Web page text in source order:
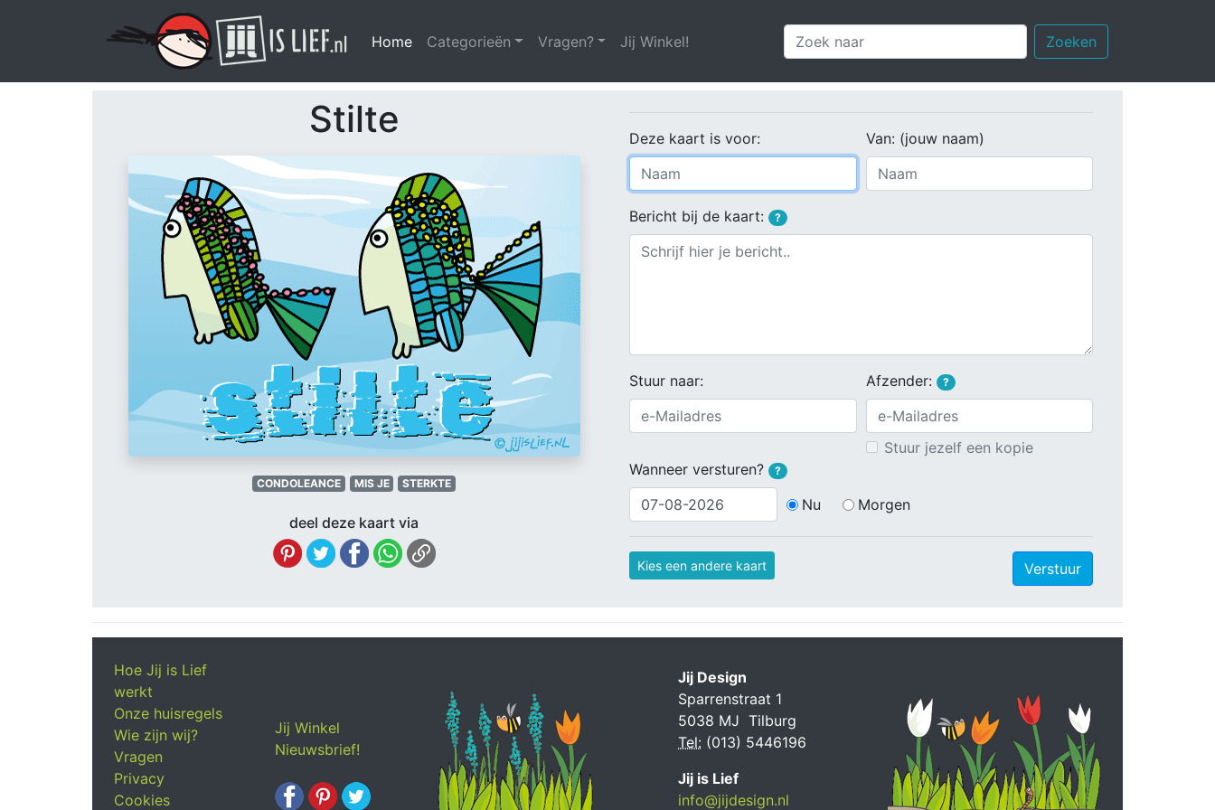
Home (huidige)
Categorieën Vragen? Jij Winkel! Zoeken
Stilte
CONDOLEANCE MIS JE STERKTE
deel deze kaart via
Deze kaart is voor: Van: (jouw naam)
Bericht bij de kaart: ?
Stuur naar: Afzender: ?
Stuur jezelf een kopie
Wanneer versturen?
?
Nu Morgen
Kies een andere kaart Verstuur
Hoe Jij is Lief
werkt
Onze huisregels
Wie zijn wij?
Vragen
Privacy
Cookies
Jij Winkel
Nieuwsbrief!
Jij Design
Sparrenstraat 1
5038 MJ Tilburg
Tel: (013) 5446196
Jij is Lief
info@jijdesign.nl